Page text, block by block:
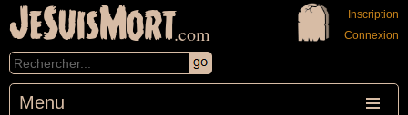
JeSuisMort.com
Menu
Inscription
Connexion